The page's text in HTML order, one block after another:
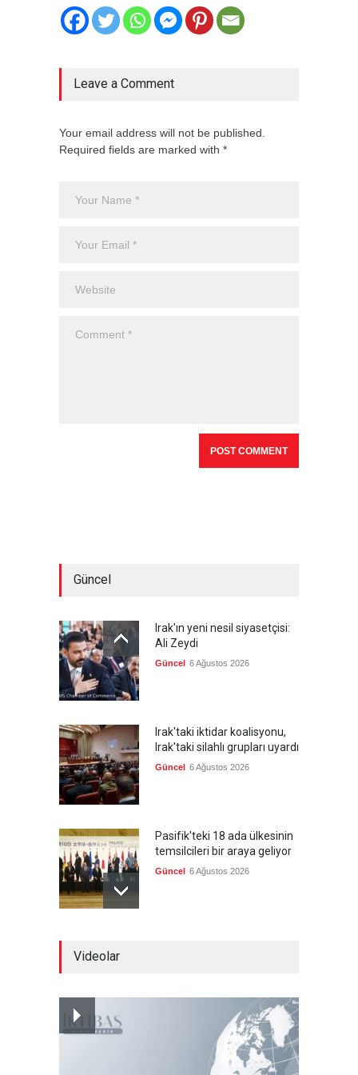
Leave a Comment
Your email address will not be published.
Required fields are marked with *
Güncel
Irak'ın yeni nesil siyasetçisi:
Ali Zeydi
Güncel 6 Ağustos 2026
Irak'taki iktidar koalisyonu,
Irak'taki silahlı grupları uyardı
Güncel 6 Ağustos 2026
Pasifik'teki 18 ada ülkesinin
temsilcileri bir araya geliyor
Güncel 6 Ağustos 2026
FIFA yönetimi kriz
toplantısını Fas'ta yaptı
Videolar